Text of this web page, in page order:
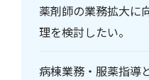
薬剤師の業務拡大に
理を検討したい。
病棟業務・服薬指導